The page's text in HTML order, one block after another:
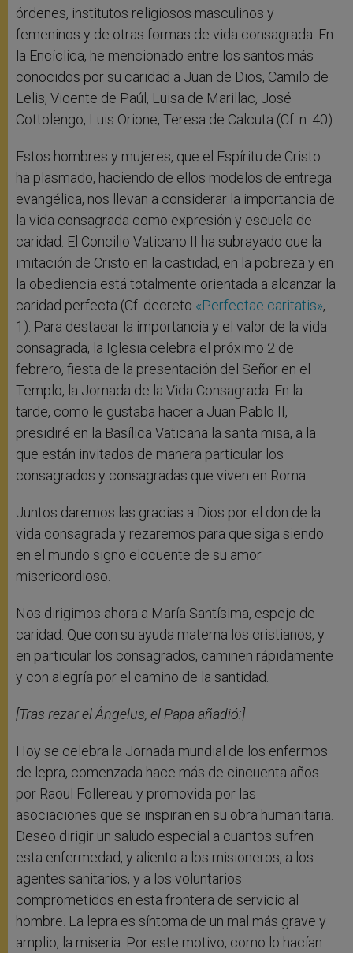
órdenes, institutos religiosos masculinos y
femeninos y de otras formas de vida consagrada. En
la Encíclica, he mencionado entre los santos más
conocidos por su caridad a Juan de Dios, Camilo de
Lelis, Vicente de Paúl, Luisa de Marillac, José
Cottolengo, Luis Orione, Teresa de Calcuta (Cf. n. 40).
Estos hombres y mujeres, que el Espíritu de Cristo
ha plasmado, haciendo de ellos modelos de entrega
evangélica, nos llevan a considerar la importancia de
la vida consagrada como expresión y escuela de
caridad. El Concilio Vaticano II ha subrayado que la
imitación de Cristo en la castidad, en la pobreza y en
la obediencia está totalmente orientada a alcanzar la
caridad perfecta (Cf. decreto «Perfectae caritatis»,
1). Para destacar la importancia y el valor de la vida
consagrada, la Iglesia celebra el próximo 2 de
febrero, fiesta de la presentación del Señor en el
Templo, la Jornada de la Vida Consagrada. En la
tarde, como le gustaba hacer a Juan Pablo II,
presidiré en la Basílica Vaticana la santa misa, a la
que están invitados de manera particular los
consagrados y consagradas que viven en Roma.
Juntos daremos las gracias a Dios por el don de la
vida consagrada y rezaremos para que siga siendo
en el mundo signo elocuente de su amor
misericordioso.
Nos dirigimos ahora a María Santísima, espejo de
caridad. Que con su ayuda materna los cristianos, y
en particular los consagrados, caminen rápidamente
y con alegría por el camino de la santidad.
[Tras rezar el Ángelus, el Papa añadió:]
Hoy se celebra la Jornada mundial de los enfermos
de lepra, comenzada hace más de cincuenta años
por Raoul Follereau y promovida por las
asociaciones que se inspiran en su obra humanitaria.
Deseo dirigir un saludo especial a cuantos sufren
esta enfermedad, y aliento a los misioneros, a los
agentes sanitarios, y a los voluntarios
comprometidos en esta frontera de servicio al
hombre. La lepra es síntoma de un mal más grave y
amplio, la miseria. Por este motivo, como lo hacían